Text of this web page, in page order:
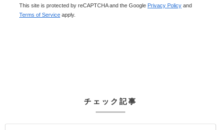
This site is protected by reCAPTCHA and the Google Privacy Policy and
Terms of Service apply.
チェック記事